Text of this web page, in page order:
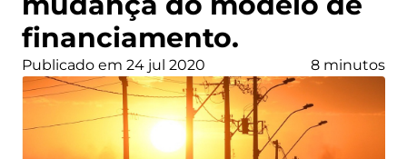
financiamento.
Publicado em 24 jul 2020 8 minutos